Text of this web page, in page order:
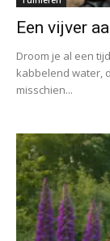
Een vijver
Droom je al een
kabbelend water,
misschien...